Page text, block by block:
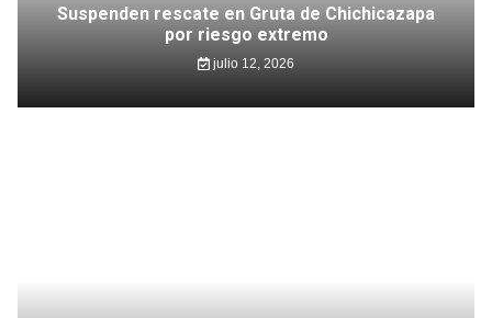
Suspenden rescate en Gruta de Chichicazapa
por riesgo extremo
julio 12, 2026